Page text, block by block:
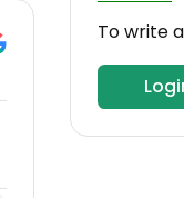
To write